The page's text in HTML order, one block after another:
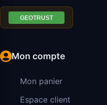
Mon compte
Mon panier
Espace client